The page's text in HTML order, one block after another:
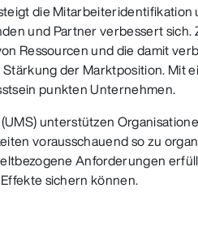
die Mitarbeiteridentifikation
und Partner verbessert sich.
Ressourcen und die damit
der Marktposition. Mit
punkten Unternehmen.
unterstützen
vorausschauend so zu
Anforderungen
sichern können.